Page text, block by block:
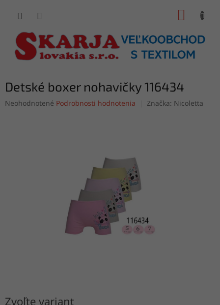
Detské boxer nohavičky 116434
Priemerné
Neohodnotené Podrobnosti hodnotenia Značka: Nicoletta
Zvoľte variant